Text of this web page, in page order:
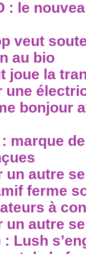
: le
veut
au bio
joue la
une
bonjour
marque
un autre
ferme
à
un autre
Lush